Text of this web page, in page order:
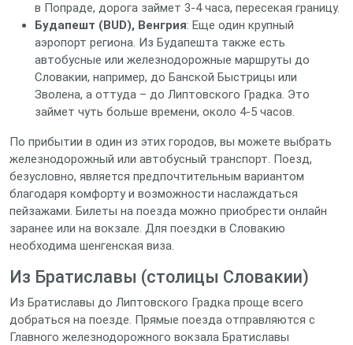
в Попраде, дорога займет 3-4 часа, пересекая границу.
Будапешт (BUD), Венгрия: Еще один крупный
аэропорт региона. Из Будапешта также есть
автобусные или железнодорожные маршруты до
Словакии, например, до Банской Быстрицы или
Зволена, а оттуда – до Липтовского Градка. Это
займет чуть больше времени, около 4-5 часов.
По прибытии в один из этих городов, вы можете выбрать
железнодорожный или автобусный транспорт. Поезд,
безусловно, является предпочтительным вариантом
благодаря комфорту и возможности наслаждаться
пейзажами. Билеты на поезда можно приобрести онлайн
заранее или на вокзале. Для поездки в Словакию
необходима шенгенская виза.
Из Братиславы (столицы Словакии)
Из Братиславы до Липтовского Градка проще всего
добраться на поезде. Прямые поезда отправляются с
Главного железнодорожного вокзала Братиславы